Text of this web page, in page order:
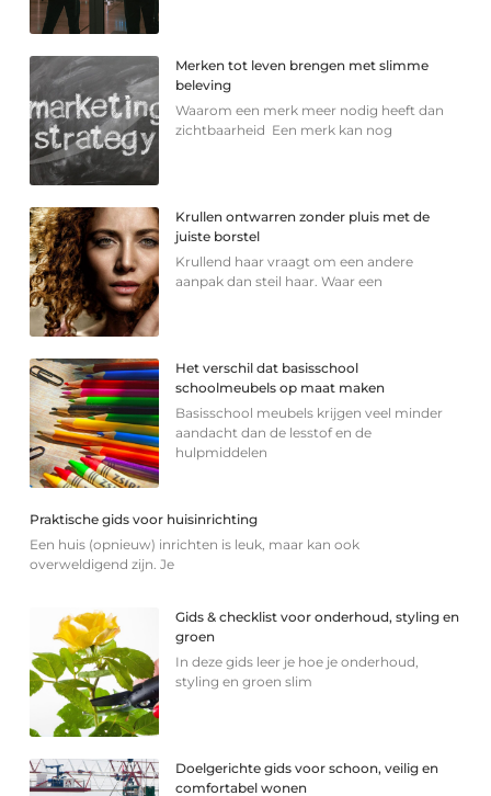
Merken tot leven brengen met slimme
beleving
Waarom een merk meer nodig heeft dan
zichtbaarheid Een merk kan nog
Krullen ontwarren zonder pluis met de
juiste borstel
Krullend haar vraagt om een andere
aanpak dan steil haar. Waar een
Het verschil dat basisschool
schoolmeubels op maat maken
Basisschool meubels krijgen veel minder
aandacht dan de lesstof en de
hulpmiddelen
Praktische gids voor huisinrichting
Een huis (opnieuw) inrichten is leuk, maar kan ook
overweldigend zijn. Je
Gids & checklist voor onderhoud, styling en
groen
In deze gids leer je hoe je onderhoud,
styling en groen slim
Doelgerichte gids voor schoon, veilig en
comfortabel wonen